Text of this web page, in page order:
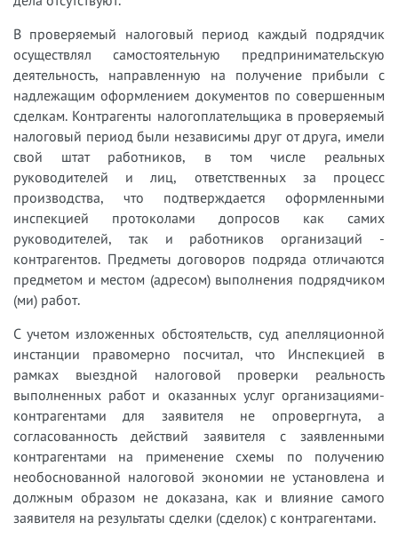
В проверяемый налоговый период каждый подрядчик
осуществлял самостоятельную предпринимательскую
деятельность, направленную на получение прибыли с
надлежащим оформлением документов по совершенным
сделкам. Контрагенты налогоплательщика в проверяемый
налоговый период были независимы друг от друга, имели
свой штат работников, в том числе реальных
руководителей и лиц, ответственных за процесс
производства, что подтверждается оформленными
инспекцией протоколами допросов как самих
руководителей, так и работников организаций -
контрагентов. Предметы договоров подряда отличаются
предметом и местом (адресом) выполнения подрядчиком
(ми) работ.
С учетом изложенных обстоятельств, суд апелляционной
инстанции правомерно посчитал, что Инспекцией в
рамках выездной налоговой проверки реальность
выполненных работ и оказанных услуг организациями-
контрагентами для заявителя не опровергнута, а
согласованность действий заявителя с заявленными
контрагентами на применение схемы по получению
необоснованной налоговой экономии не установлена и
должным образом не доказана, как и влияние самого
заявителя на результаты сделки (сделок) с контрагентами.